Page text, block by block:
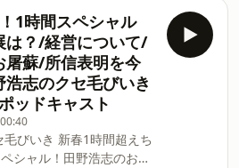
い。主にファッションの
ますが、そうでなくても
用された方には番組オリ
現在は新グッズの
（シャルル エ シャル
てを特集する、通常回で
Charlus（シャルル エ シ
https://ring-
c/charles_et_charlus
インレザー ドローストリ
ちら
clam-
（系列店のclamにて
1時間スペシャル
は？/経営について/
屠蘇/所信表明を今
志のクセ毛びいき
ッドキャスト
びいき 新春1時間超えち
シャル！田野浩志のお悩